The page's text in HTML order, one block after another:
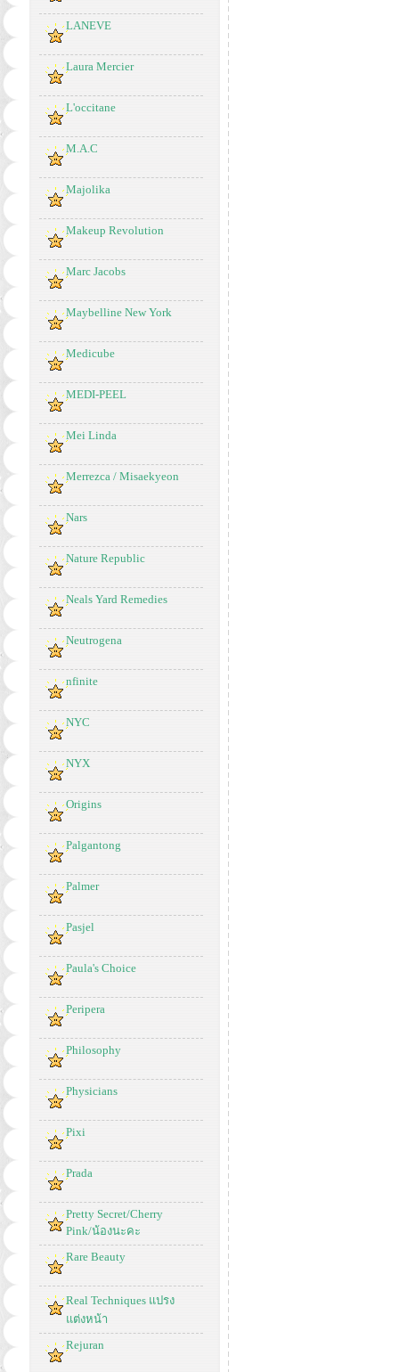
LANEVE
Laura Mercier
L'occitane
M.A.C
Majolika
Makeup Revolution
Marc Jacobs
Maybelline New York
Medicube
MEDI-PEEL
Mei Linda
Merrezca / Misaekyeon
Nars
Nature Republic
Neals Yard Remedies
Neutrogena
nfinite
NYC
NYX
Origins
Palgantong
Palmer
Pasjel
Paula's Choice
Peripera
Philosophy
Physicians
Pixi
Prada
Pretty Secret/Cherry
Pink/น้องนะคะ
Rare Beauty
Real Techniques แปรง
แต่งหน้า
Rejuran